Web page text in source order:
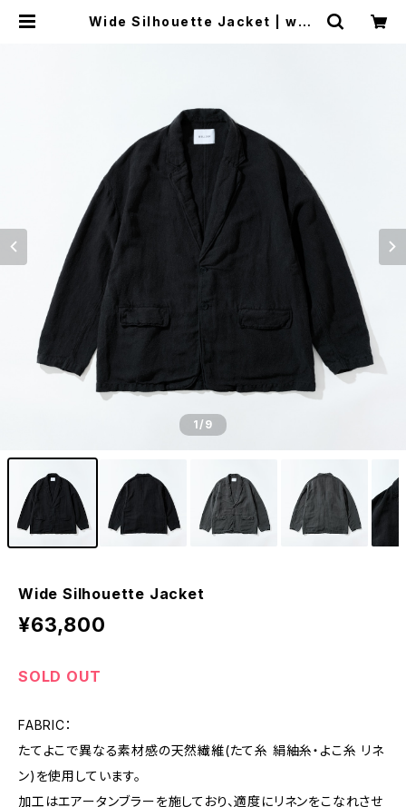
Wide Silhouette Jacket | well
1/9
Wide Silhouette Jacket
¥63,800
SOLD OUT
FABRIC：
たてよこで異なる素材感の天然繊維(たて糸 絹紬糸・よこ糸 リネ
ン)を使用しています。
加工はエアータンブラーを施しており、適度にリネンをこなれさせ